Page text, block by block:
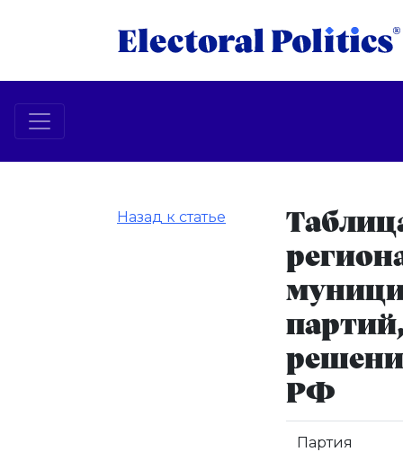
Назад к статье
РФ
Партия